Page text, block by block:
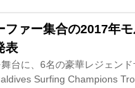
ファー集合の2017年
表
台に、6名の豪華レジェン
Surfing Champions